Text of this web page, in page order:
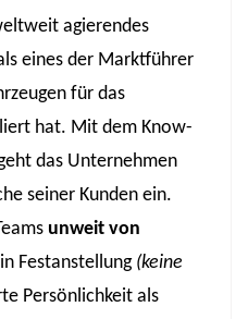
agierendes
eines der Marktführer
für das
hat. Mit dem Know-
das Unternehmen
seiner Kunden ein.
unweit von
Festanstellung (keine
Persönlichkeit als